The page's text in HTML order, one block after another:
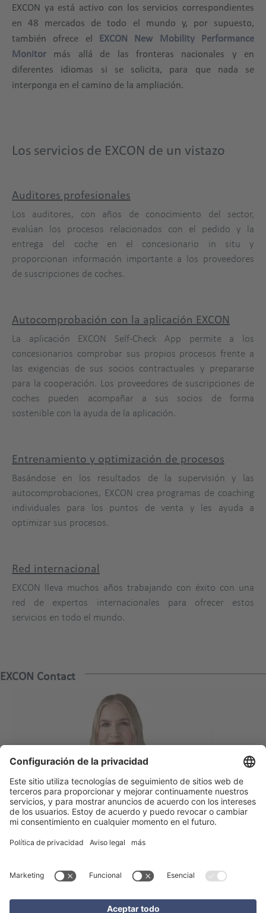
EXCON ya está activo con los servicios correspondientes
en 48 mercados de todo el mundo y, por supuesto,
también ofrece el EXCON New Mobility Performance
Monitor más allá de las fronteras nacionales y en
diferentes idiomas si se solicita, para que nada se
interponga en el camino de la ampliación.
Los servicios de EXCON de un vistazo
Auditores profesionales
Los auditores, con años de conocimiento del sector,
evalúan los procesos relacionados con el pedido y la
entrega del coche en el concesionario in situ y
proporcionan información importante a los proveedores
de suscripciones de coches.
Autocomprobación con la aplicación EXCON
La aplicación EXCON Self-Check App permite a los
concesionarios comprobar sus propios procesos frente a
las exigencias de sus socios contractuales y prepararse
para la cooperación. Los proveedores de suscripciones de
coches pueden acompañar a sus socios de forma
sostenible con la ayuda de la aplicación.
Entrenamiento y optimización de procesos
Basándose en los resultados de la supervisión y las
autocomprobaciones, EXCON crea programas de coaching
individuales para los puntos de venta y les ayuda a
optimizar sus procesos.
Red internacional
EXCON lleva muchos años trabajando con éxito con una
red de expertos internacionales para ofrecer estos
servicios en todo el mundo.
EXCON Contact
Bettina Guggemos
bettina.guggemos@excon.com